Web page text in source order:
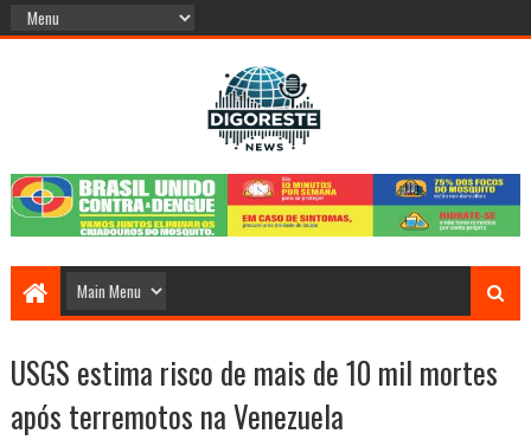
USGS estima risco de mais de 10 mil mortes
após terremotos na Venezuela